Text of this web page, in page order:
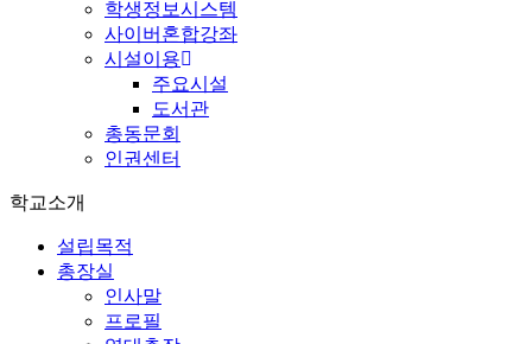
학생정보시스템
사이버혼합강좌
시설이용
주요시설
도서관
총동문회
인권센터
학교소개
설립목적
총장실
인사말
프로필